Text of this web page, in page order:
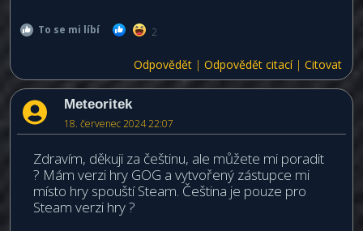
To se mi líbí 2
Odpovědět | Odpovědět citací| Citovat
Meteoritek
18. červenec 2024 22:07
Zdravím, děkuji za češtinu, ale můžete mi poradit
? Mám verzi hry GOG a vytvořený zástupce mi
místo hry spouští Steam. Čeština je pouze pro
Steam verzi hry ?